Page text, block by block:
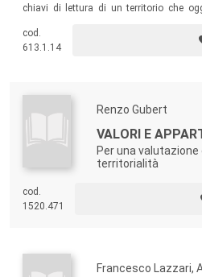
chiavi di lettura di un territorio che
mediterranea composita, talora
trovano coesistenza similitudini e
cod.
613.1.14
Renzo Gubert
VALORI E
Per una valutazione
territorialità
cod.
1520.471
Francesco Lazzari,